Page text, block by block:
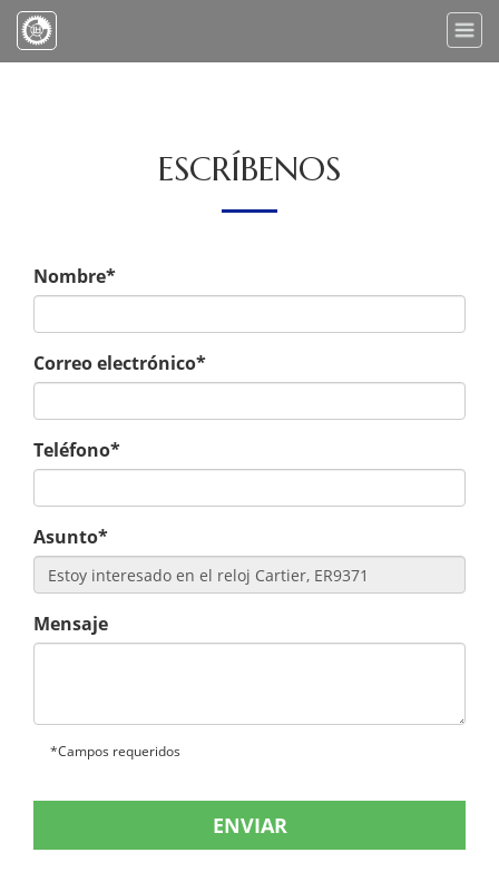
Toggle
ESCRÍBENOS
Nombre*
Correo electrónico*
Teléfono*
Asunto*
Mensaje
*Campos requeridos
ENVIAR